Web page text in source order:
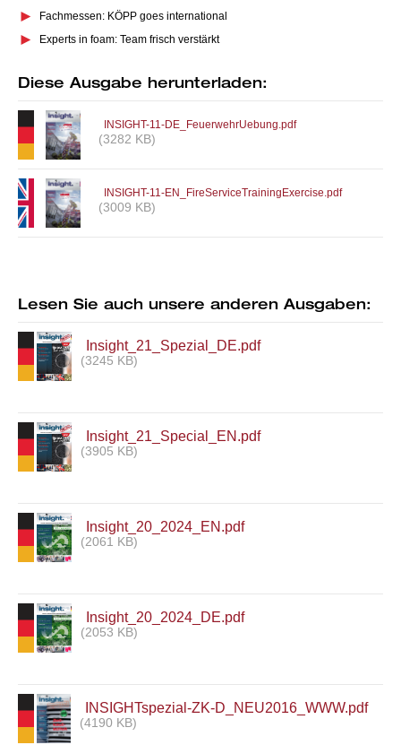
Fachmessen: KÖPP goes international
Experts in foam: Team frisch verstärkt
Diese Ausgabe herunterladen:
INSIGHT-11-DE_FeuerwehrUebung.pdf
(3282 KB)
INSIGHT-11-EN_FireServiceTrainingExercise.pdf
(3009 KB)
Lesen Sie auch unsere anderen Ausgaben:
Insight_21_Spezial_DE.pdf
(3245 KB)
Insight_21_Special_EN.pdf
(3905 KB)
Insight_20_2024_EN.pdf
(2061 KB)
Insight_20_2024_DE.pdf
(2053 KB)
INSIGHTspezial-ZK-D_NEU2016_WWW.pdf
(4190 KB)